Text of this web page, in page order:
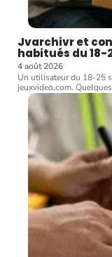
Jvarchivr et
habitués du
4 août 2026
Un utilisateur du 18-25
jeuxvideo.com.